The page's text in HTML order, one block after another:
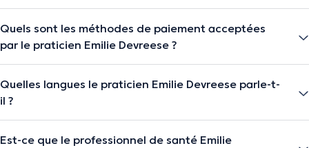
Quels sont les méthodes de paiement acceptées
par le praticien Emilie Devreese ?
Quelles langues le praticien Emilie Devreese parle-t-
il ?
Est-ce que le professionnel de santé Emilie